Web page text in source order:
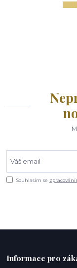
Souhlasím se
Informace pro